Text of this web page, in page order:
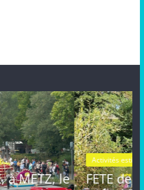
Actualités
dimanche